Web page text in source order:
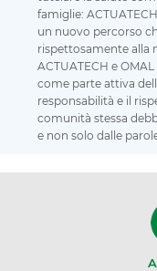
famiglie:
un nuovo percorso
rispettosamente alla
ACTUATECH e
come parte attiva
responsabilità e il
comunità stessa
e non solo dalle